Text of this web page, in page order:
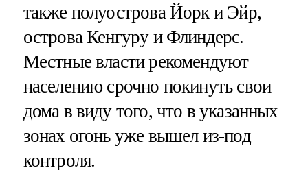
также полуострова Йорк и Эйр,
острова Кенгуру и Флиндерс.
Местные власти рекомендуют
населению срочно покинуть свои
дома в виду того, что в указанных
зонах огонь уже вышел из-под
контроля.